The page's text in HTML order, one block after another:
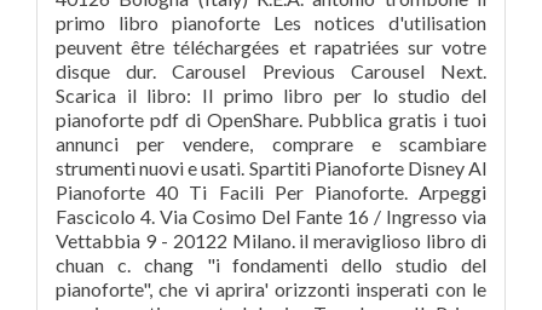
primo libro pianoforte Les notices d'utilisation
peuvent être téléchargées et rapatriées sur votre
disque dur. Carousel Previous Carousel Next.
Scarica il libro: Il primo libro per lo studio del
pianoforte pdf di OpenShare. Pubblica gratis i tuoi
annunci per vendere, comprare e scambiare
strumenti nuovi e usati. Spartiti Pianoforte Disney Al
Pianoforte 40 Ti Facili Per Pianoforte. Arpeggi
Fascicolo 4. Via Cosimo Del Fante 16 / Ingresso via
Vettabbia 9 - 20122 Milano. il meraviglioso libro di
chuan c. chang "i fondamenti dello studio del
pianoforte", che vi aprira' orizzonti insperati con le